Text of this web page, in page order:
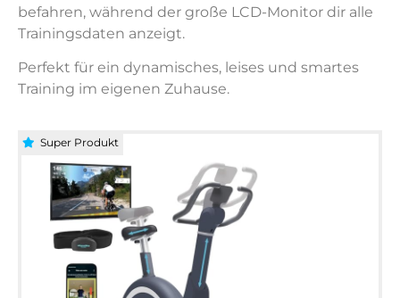
befahren, während der große LCD-Monitor dir alle
Trainingsdaten anzeigt.
Perfekt für ein dynamisches, leises und smartes
Training im eigenen Zuhause.
Super Produkt